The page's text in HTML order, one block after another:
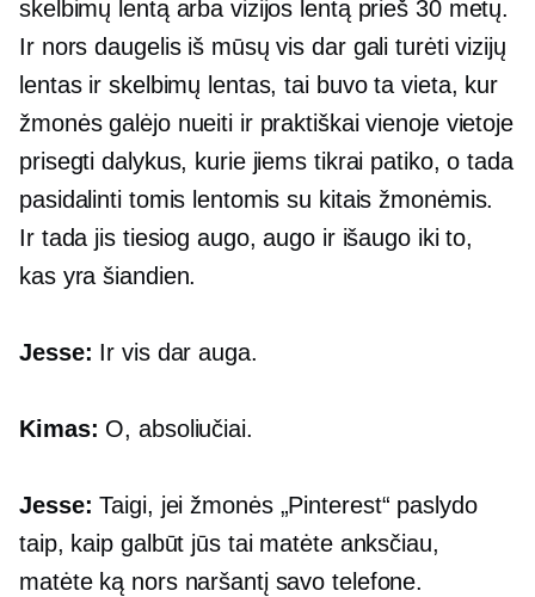
skelbimų lentą arba vizijos lentą prieš 30 metų.
Ir nors daugelis iš mūsų vis dar gali turėti vizijų
lentas ir skelbimų lentas, tai buvo ta vieta, kur
žmonės galėjo nueiti ir praktiškai vienoje vietoje
prisegti dalykus, kurie jiems tikrai patiko, o tada
pasidalinti tomis lentomis su kitais žmonėmis.
Ir tada jis tiesiog augo, augo ir išaugo iki to,
kas yra šiandien.
Jesse: Ir vis dar auga.
Kimas: O, absoliučiai.
Jesse: Taigi, jei žmonės „Pinterest“ paslydo
taip, kaip galbūt jūs tai matėte anksčiau,
matėte ką nors naršantį savo telefone.